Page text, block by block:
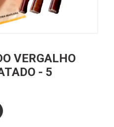
VERGALHO
- 5